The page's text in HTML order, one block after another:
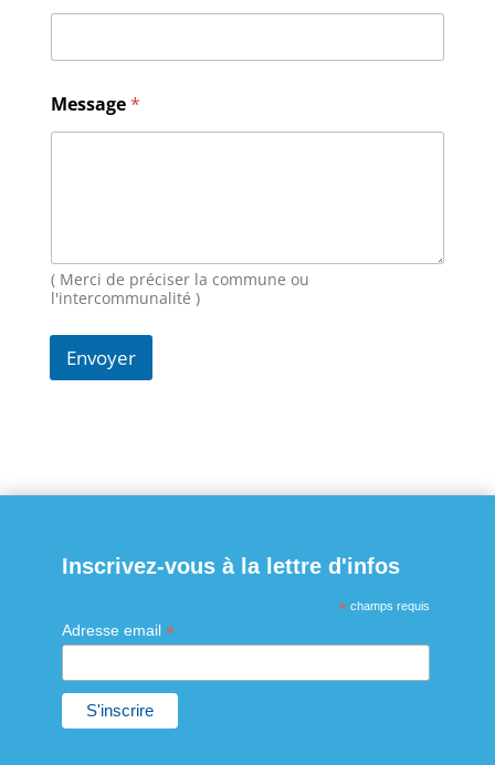
m
*
Message*
( Merci de préciser la commune ou
l'intercommunalité )
Envoyer
Inscrivez-vous à la lettre d'infos
* champs requis
Adresse email *